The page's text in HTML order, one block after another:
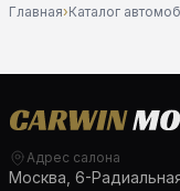
Главная›Каталог
Адрес салона
Москва, 6-